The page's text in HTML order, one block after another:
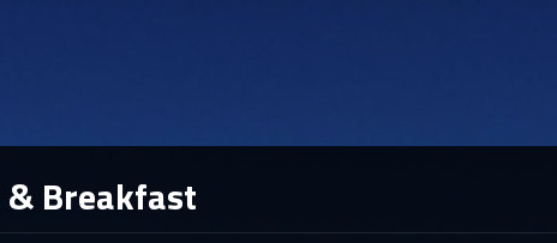
& Breakfast